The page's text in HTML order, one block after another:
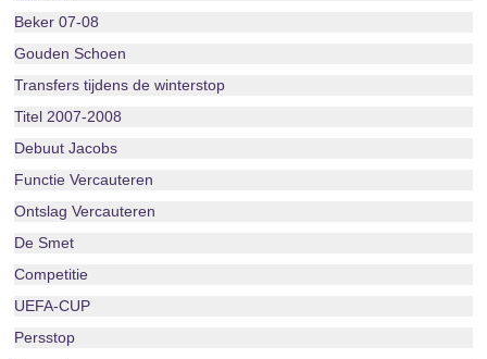
Beker 07-08
Gouden Schoen
Transfers tijdens de winterstop
Titel 2007-2008
Debuut Jacobs
Functie Vercauteren
Ontslag Vercauteren
De Smet
Competitie
UEFA-CUP
Persstop